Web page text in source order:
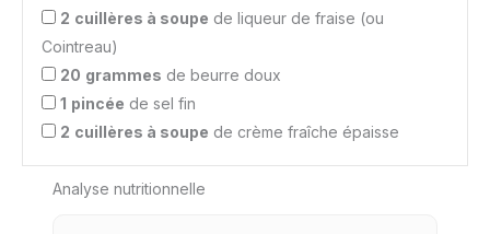
2 cuillères à soupe de liqueur de fraise (ou
Cointreau)
20 grammes de beurre doux
1 pincée de sel fin
2 cuillères à soupe de crème fraîche épaisse
Analyse nutritionnelle